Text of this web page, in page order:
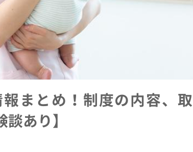
まとめ！制度の内容、
あり】